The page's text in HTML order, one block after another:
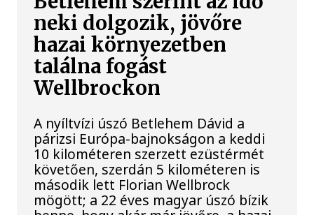
neki dolgozik, jövőre
hazai környezetben
találna fogást
Wellbrockon
A nyíltvízi úszó Betlehem Dávid a
párizsi Európa-bajnokságon a keddi
10 kilométeren szerzett ezüstérmét
követően, szerdán 5 kilométeren is
második lett Florian Wellbrock
mögött; a 22 éves magyar úszó bízik